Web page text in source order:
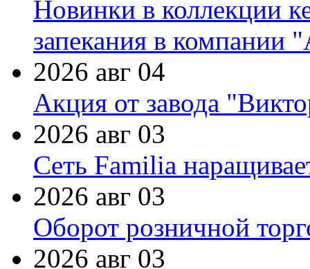
Новинки в коллекции
запекания в компании
2026 авг 04
Акция от завода
2026 авг 03
Сеть Familia
2026 авг 03
Оборот розничной
2026 авг 03